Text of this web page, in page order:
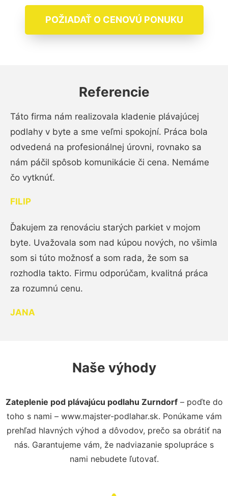
POŽIADAŤ O CENOVÚ PONUKU
Referencie
Táto firma nám realizovala kladenie plávajúcej
podlahy v byte a sme veľmi spokojní. Práca bola
odvedená na profesionálnej úrovni, rovnako sa
nám páčil spôsob komunikácie či cena. Nemáme
čo vytknúť.
FILIP
Ďakujem za renováciu starých parkiet v mojom
byte. Uvažovala som nad kúpou nových, no všimla
som si túto možnosť a som rada, že som sa
rozhodla takto. Firmu odporúčam, kvalitná práca
za rozumnú cenu.
JANA
Naše výhody
Zateplenie pod plávajúcu podlahu Zurndorf– poďte do
toho s nami – www.majster-podlahar.sk. Ponúkame vám
prehľad hlavných výhod a dôvodov, prečo sa obrátiť na
nás. Garantujeme vám, že nadviazanie spolupráce s
nami nebudete ľutovať.